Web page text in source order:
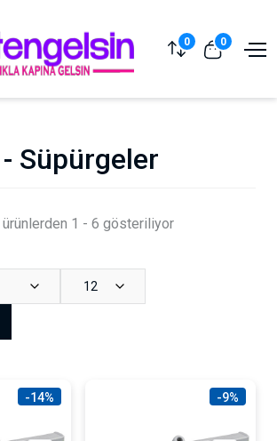
0 0
- Süpürgeler
ürünlerden 1 - 6 gösteriliyor
12
-14% -9%